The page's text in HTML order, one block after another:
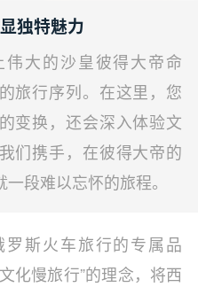
独特魅力
大的沙皇彼得大帝命
旅行序列。在这里，您
变换，还会深入体验文
们携手，在彼得大帝的
段难以忘怀的旅程。
斯火车旅行的专属品
化慢旅行”的理念，将西